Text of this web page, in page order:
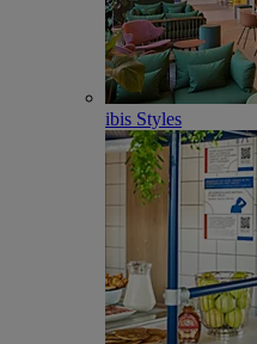
ibis Styles